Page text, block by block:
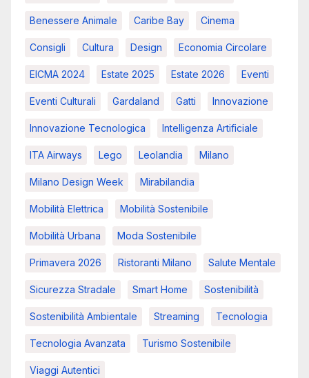
Benessere Animale Caribe Bay Cinema
Consigli Cultura Design Economia Circolare
EICMA 2024 Estate 2025 Estate 2026 Eventi
Eventi Culturali Gardaland Gatti Innovazione
Innovazione Tecnologica Intelligenza Artificiale
ITA Airways Lego Leolandia Milano
Milano Design Week Mirabilandia
Mobilità Elettrica Mobilità Sostenibile
Mobilità Urbana Moda Sostenibile
Primavera 2026 Ristoranti Milano Salute Mentale
Sicurezza Stradale Smart Home Sostenibilità
Sostenibilità Ambientale Streaming Tecnologia
Tecnologia Avanzata Turismo Sostenibile
Viaggi Autentici